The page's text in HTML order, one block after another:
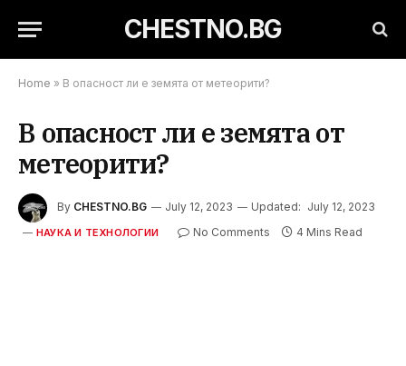
CHESTNO.BG
Home » В опасност ли е земята от метеорити?
В опасност ли е земята от
метеорити?
By CHESTNO.BG July 12, 2023 Updated: July 12, 2023
НАУКА И ТЕХНОЛОГИИ No Comments 4 Mins Read